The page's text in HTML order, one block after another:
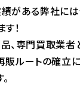
がある弊社に
！
、専門買取業者
販ルートの確立